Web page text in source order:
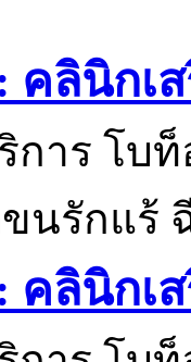
ลินิกเ
าร โบ
นรักแร้
ลินิกเ